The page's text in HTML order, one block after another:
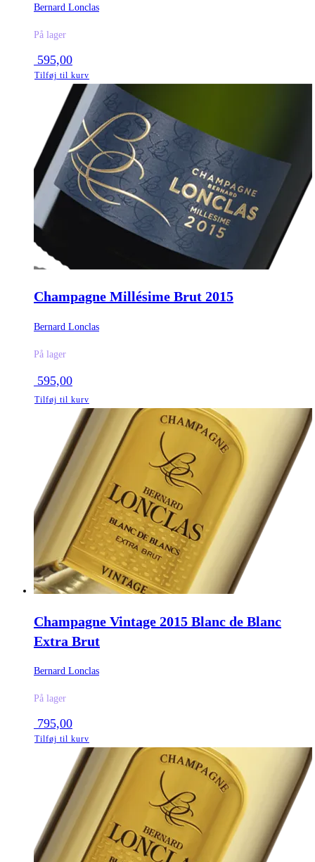
Bernard Lonclas
På lager
595,00
Tilføj til kurv
Champagne Millésime Brut 2015
Bernard Lonclas
På lager
595,00
Tilføj til kurv
Champagne Vintage 2015 Blanc de Blanc
Extra Brut
Bernard Lonclas
På lager
795,00
Tilføj til kurv